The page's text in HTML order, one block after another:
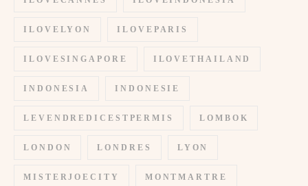
ILOVELYON ILOVEPARIS
ILOVESINGAPORE ILOVETHAILAND
INDONESIA INDONESIE
LEVENDREDICESTPERMIS LOMBOK
LONDON LONDRES LYON
MISTERJOECITY MONTMARTRE